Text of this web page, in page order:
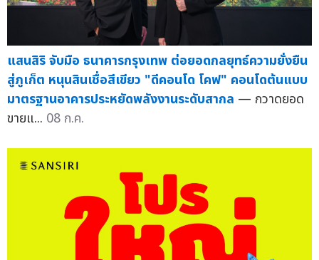
แสนสิริ จับมือ ธนาคารกรุงเทพ ต่อยอดกลยุทธ์ความยั่งยืน
สู่ภูเก็ต หนุนสินเชื่อสีเขียว "ดีคอนโด โคฟ" คอนโดต้นแบบ
มาตรฐานอาคารประหยัดพลังงานระดับสากล — กวาดยอด
ขายแ... 08 ก.ค.